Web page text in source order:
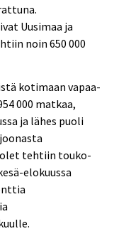
Uusimaa ja
noin 650 000
kotimaan vapaa-
000 matkaa,
ja lähes puoli
tehtiin touko-
elokuussa